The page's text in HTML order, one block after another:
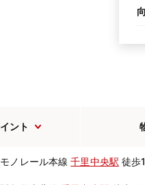
ント
ノレール本線千里中央駅 徒歩